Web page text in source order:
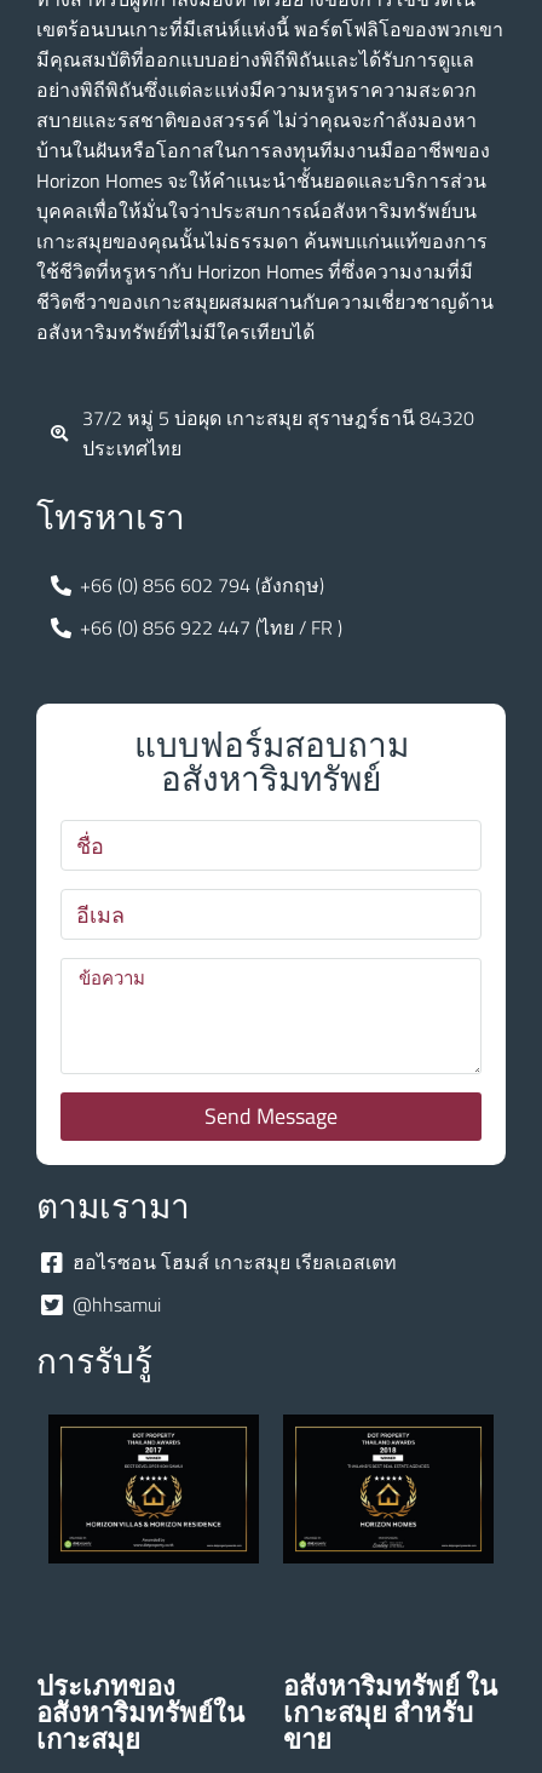
เขตร้อนบนเกาะที่มีเสน่ห์แห่งนี้ พอร์ตโฟลิโอของพวกเขา
มีคุณสมบัติที่ออกแบบอย่างพิถีพิถันและได้รับการดูแล
อย่างพิถีพิถันซึ่งแต่ละแห่งมีความหรูหราความสะดวก
สบายและรสชาติของสวรรค์ ไม่ว่าคุณจะกําลังมองหา
บ้านในฝันหรือโอกาสในการลงทุนทีมงานมืออาชีพของ
Horizon Homes จะให้คําแนะนําชั้นยอดและบริการส่วน
บุคคลเพื่อให้มั่นใจว่าประสบการณ์อสังหาริมทรัพย์บน
เกาะสมุยของคุณนั้นไม่ธรรมดา ค้นพบแก่นแท้ของการ
ใช้ชีวิตที่หรูหรากับ Horizon Homes ที่ซึ่งความงามที่มี
ชีวิตชีวาของเกาะสมุยผสมผสานกับความเชี่ยวชาญด้าน
อสังหาริมทรัพย์ที่ไม่มีใครเทียบได้
37/2 หมู่ 5 บ่อผุด เกาะสมุย สุราษฎร์ธานี 84320
ประเทศไทย
โทรหาเรา
+66 (0) 856 602 794 (อังกฤษ)
+66 (0) 856 922 447 (ไทย / FR )
แบบฟอร์มสอบถาม
อสังหาริมทรัพย์
Send Message
ตามเรามา
ฮอไรซอน โฮมส์ เกาะสมุย เรียลเอสเตท
@hhsamui
การรับรู้
ประเภทของ
อสังหาริมทรัพย์ใน
เกาะสมุย
อสังหาริมทรัพย์ ใน
เกาะสมุย สําหรับ
ขาย